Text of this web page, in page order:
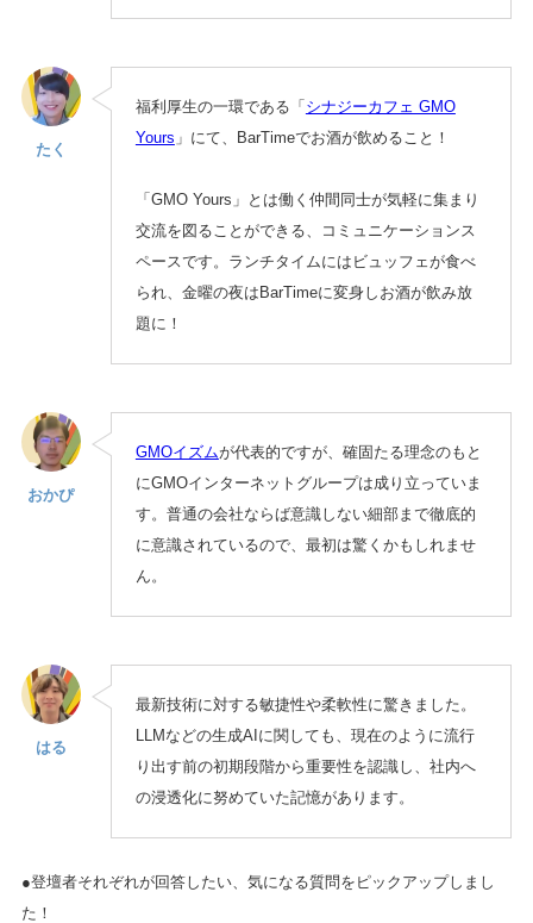
たく
福利厚生の一環である「 シナジーカフェ GMO
Yours 」にて、BarTimeでお酒が飲めること！
「GMO Yours」とは働く仲間同士が気軽に集まり
交流を図ることができる、コミュニケーションス
ペースです。ランチタイムにはビュッフェが食べ
られ、金曜の夜はBarTimeに変身しお酒が飲み放
題に！
おかぴ
GMOイズムが代表的ですが、確固たる理念のもと
にGMOインターネットグループは成り立っていま
す。普通の会社ならば意識しない細部まで徹底的
に意識されているので、最初は驚くかもしれませ
ん。
はる
最新技術に対する敏捷性や柔軟性に驚きました。
LLMなどの生成AIに関しても、現在のように流行
り出す前の初期段階から重要性を認識し、社内へ
の浸透化に努めていた記憶があります。
●登壇者それぞれが回答したい、気になる質問をピックアップしまし
た！